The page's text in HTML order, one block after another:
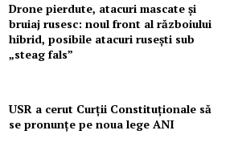
Drone pierdute, atacuri mascate și
bruiaj rusesc: noul front al războiului
hibrid, posibile atacuri rusești sub
„steag fals”
USR a cerut Curții Constituționale să
se pronunțe pe noua lege ANI